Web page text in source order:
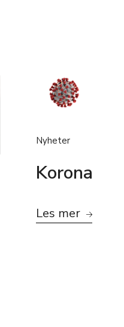
Nyheter
Korona
Les mer